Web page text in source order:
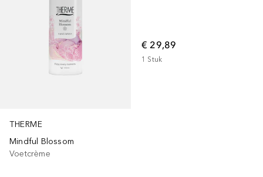
THERME
Mindful Blossom
Voetcrème
€ 29,89
1 Stuk